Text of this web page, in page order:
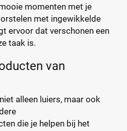
momenten met je
met ingewikkelde
ervoor dat verschonen een
taak is.
van
alleen luiers, maar ook
die je helpen bij het